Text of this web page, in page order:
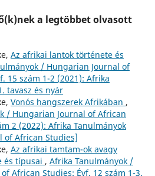
a legtöbbet olvasott
Az afrikai lantok története és
/ Hungarian Journal of
15 szám 1-2 (2021): Afrika
tavasz és nyár
Vonós hangszerek Afrikában ,
/ Hungarian Journal of African
2 (2022): Afrika Tanulmányok
of African Studies]
Az afrikai tamtam-ok avagy
és típusai , Afrika Tanulmányok /
African Studies: Évf. 12 szám 1-3.